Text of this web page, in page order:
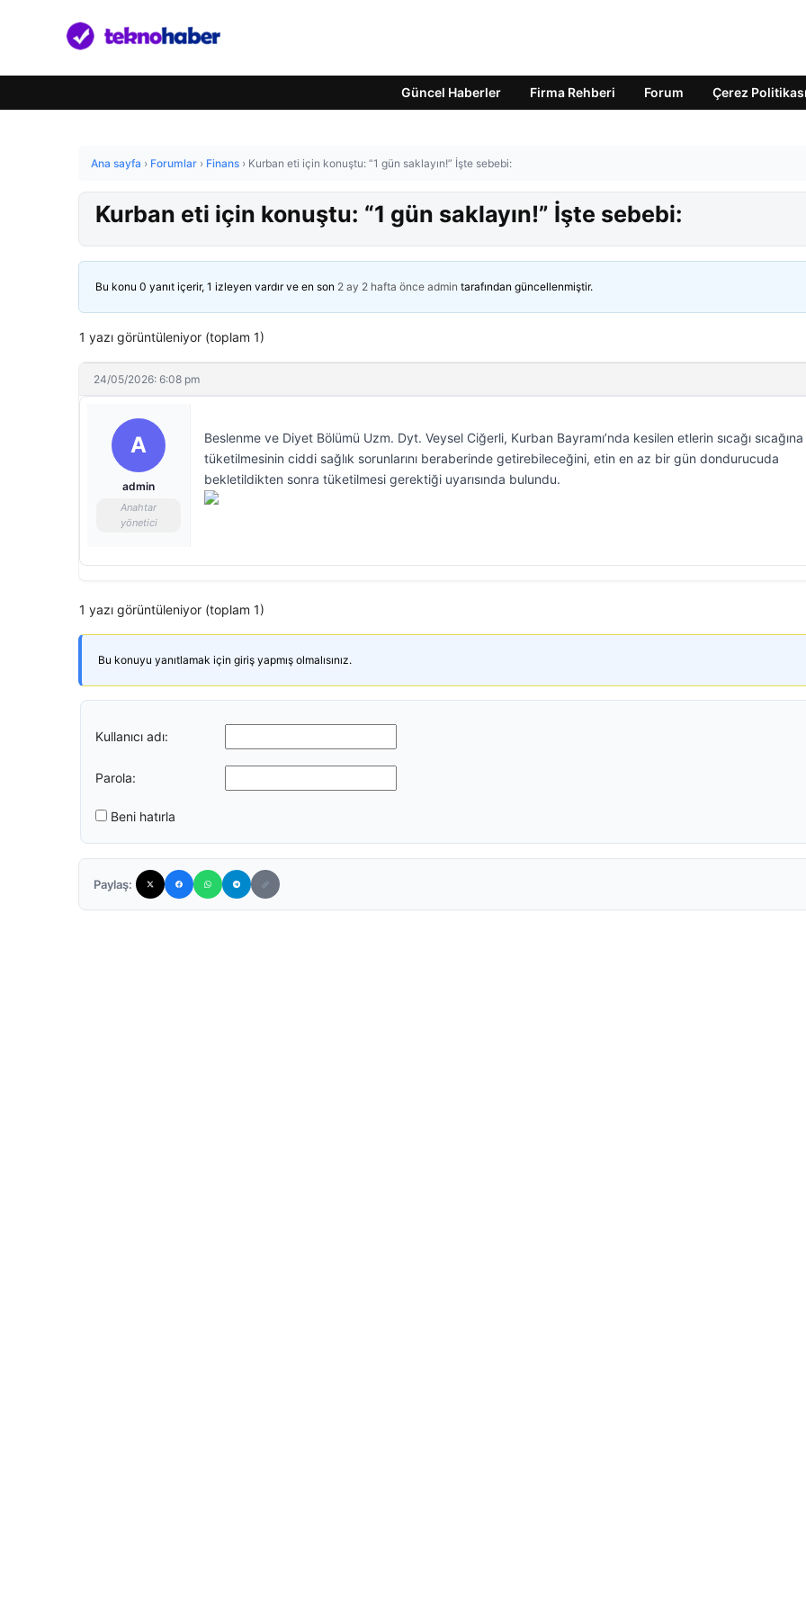
Güncel Haberler Firma Rehberi Forum Çerez Politikası
Ana sayfa › Forumlar › Finans › Kurban eti için konuştu: “1 gün saklayın!” İşte sebebi:
Kurban eti için konuştu: “1 gün saklayın!” İşte sebebi:
Bu konu 0 yanıt içerir, 1 izleyen vardır ve en son 2 ay 2 hafta önce admin tarafından güncellenmiştir.
1 yazı görüntüleniyor (toplam 1)
24/05/2026: 6:08 pm
A
admin
Anahtar
yönetici
Beslenme ve Diyet Bölümü Uzm. Dyt. Veysel Ciğerli, Kurban Bayramı’nda kesilen etlerin sıcağı sıcağına
tüketilmesinin ciddi sağlık sorunlarını beraberinde getirebileceğini, etin en az bir gün dondurucuda
bekletildikten sonra tüketilmesi gerektiği uyarısında bulundu.
1 yazı görüntüleniyor (toplam 1)
Bu konuyu yanıtlamak için giriş yapmış olmalısınız.
Kullanıcı adı:
Parola:
Beni hatırla
Paylaş: